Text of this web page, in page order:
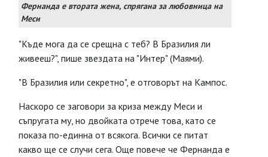
Фернанда е втората жена, спрягана за любовница на
Меси
"Къде мога да се срещна с теб? В Бразилия ли
живееш?", пише звездата на "Интер" (Маями).
"В Бразилия или секретно", е отговорът на Кампос.
Наскоро се заговори за криза между Меси и
съпругата му, но двойката отрече това, като се
показа по-единна от всякога. Всички се питат
какво ще се случи сега. Още повече че Фернанда е